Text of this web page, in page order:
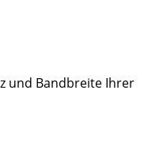
und Bandbreite Ihrer